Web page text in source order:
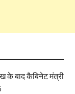
के बाद कैबिनेट मंत्री